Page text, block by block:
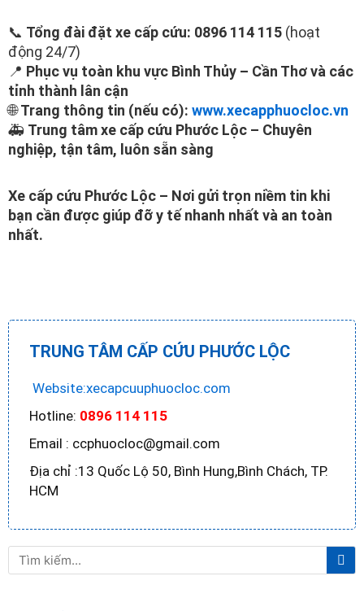
📞 Tổng đài đặt xe cấp cứu: 0896 114 115 (hoạt
động 24/7)
📍 Phục vụ toàn khu vực Bình Thủy – Cần Thơ và các
tỉnh thành lân cận
🌐Trang thông tin (nếu có): www.xecapphuocloc.vn
🚑 Trung tâm xe cấp cứu Phước Lộc – Chuyên
nghiệp, tận tâm, luôn sẵn sàng
Xe cấp cứu Phước Lộc – Nơi gửi trọn niềm tin khi
bạn cần được giúp đỡ y tế nhanh nhất và an toàn
nhất.
TRUNG TÂM CẤP CỨU PHƯỚC LỘC
Website:xecapcuuphuocloc.com
Hotline: 0896 114 115
Email : ccphuocloc@gmail.com
Địa chỉ :13 Quốc Lộ 50, Bình Hung,Bình Chách, TP.
HCM
Tìm
kiếm